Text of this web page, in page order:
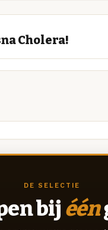
Cholera!
DE SELECTIE
bij één